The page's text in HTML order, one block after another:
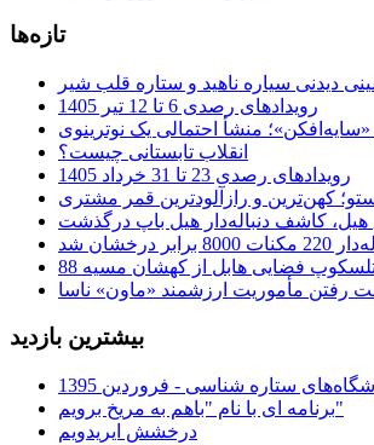
تازه‌ها
دیدنی سیاره ناهید و ستاره قلب شیر
رویدادهای رصدی 6 تا 12 تیر 1405
منشأ احتمالی یک نوترینوی
انقلاب تابستانی چیست؟
رویدادهای رصدی 23 تا 31 خرداد 1405
کهن‌ترین و رازآلودترین قمر مشتری
هیل، کاشف دنباله‌دار هیل باپ درگذشت
فضایی هابل از کهشان مسیه 88
رفتن مأموریت ارزشمند «ماون» ناسا
بیشترین بازدید
ستاره شناسی - فروردین 1395
برنامه ای با نام "باهم به مریخ برویم"
درخشش ایریدویم